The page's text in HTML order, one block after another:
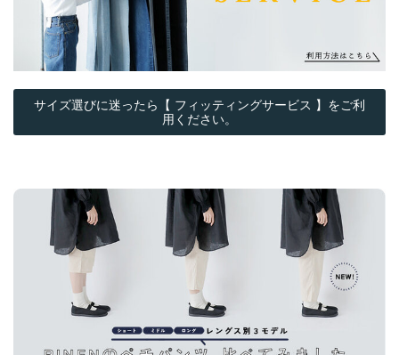
サイズ選びに迷ったら【 フィッティングサービス 】をご利
用ください。